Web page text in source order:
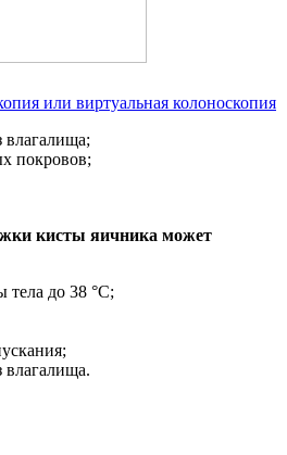
или виртуальная колоноскопия
влагалища;
покровов;
кисты яичника может
тела до 38 °C;
влагалища.